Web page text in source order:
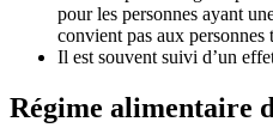
pour les personnes ayant
convient pas aux personnes
Il est souvent suivi d’un
Régime alimentaire